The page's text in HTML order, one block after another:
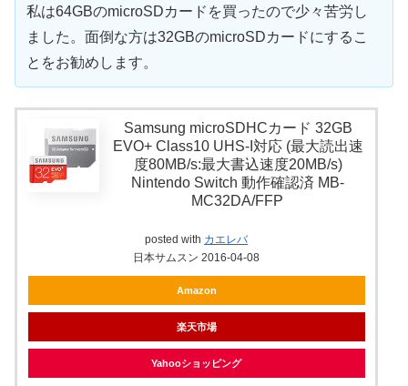
私は64GBのmicroSDカードを買ったので少々苦労し
ました。面倒な方は32GBのmicroSDカードにするこ
とをお勧めします。
Samsung microSDHCカード 32GB
EVO+ Class10 UHS-I対応 (最大読出速
度80MB/s:最大書込速度20MB/s)
Nintendo Switch 動作確認済 MB-
MC32DA/FFP
posted with カエレバ
日本サムスン 2016-04-08
Amazon
楽天市場
Yahooショッピング